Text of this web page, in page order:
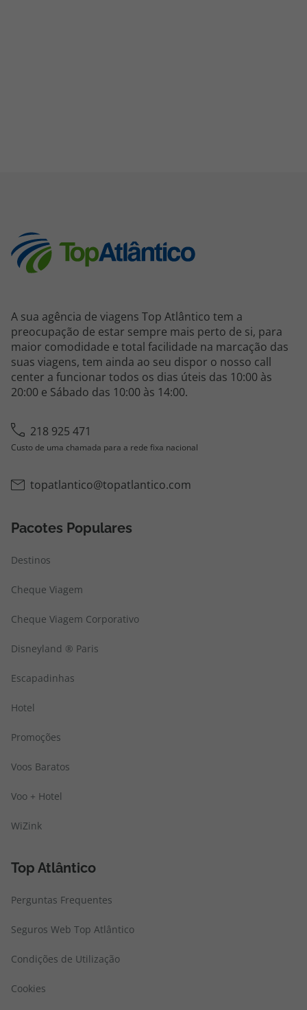
A sua agência de viagens Top Atlântico tem a
preocupação de estar sempre mais perto de si, para
maior comodidade e total facilidade na marcação das
suas viagens, tem ainda ao seu dispor o nosso call
center a funcionar todos os dias úteis das 10:00 às
20:00 e Sábado das 10:00 às 14:00.
218 925 471
Custo de uma chamada para a rede fixa nacional
topatlantico@topatlantico.com
Pacotes Populares
Destinos
Cheque Viagem
Cheque Viagem Corporativo
Disneyland ® Paris
Escapadinhas
Hotel
Promoções
Voos Baratos
Voo + Hotel
WiZink
Top Atlântico
Perguntas Frequentes
Seguros Web Top Atlântico
Condições de Utilização
Cookies